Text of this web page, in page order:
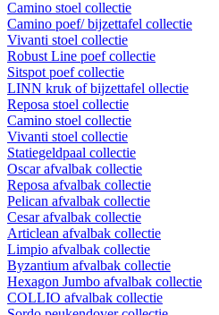
Camino stoel collectie
Camino poef/ bijzettafel collectie
Vivanti stoel collectie
Robust Line poef collectie
Sitspot poef collectie
LINN kruk of bijzettafel ollectie
Reposa stoel collectie
Camino stoel collectie
Vivanti stoel collectie
Statiegeldpaal collectie
Oscar afvalbak collectie
Reposa afvalbak collectie
Pelican afvalbak collectie
Cesar afvalbak collectie
Articlean afvalbak collectie
Limpio afvalbak collectie
Byzantium afvalbak collectie
Hexagon Jumbo afvalbak collectie
COLLIO afvalbak collectie